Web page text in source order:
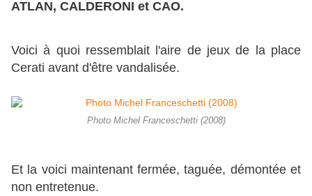
ATLAN, CALDERONI et CAO.
Voici à quoi ressemblait l'aire de jeux de la place
Cerati avant d'être vandalisée.
Photo Michel Franceschetti (2008)
Et la voici maintenant fermée, taguée, démontée et
non entretenue.